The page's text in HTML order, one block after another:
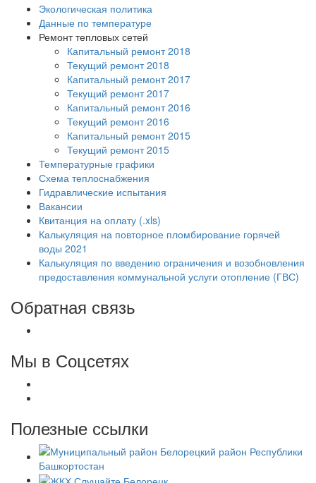
Экологическая политика
Данные по температуре
Ремонт тепловых сетей
Капитальный ремонт 2018
Текущий ремонт 2018
Капитальный ремонт 2017
Текущий ремонт 2017
Капитальный ремонт 2016
Текущий ремонт 2016
Капитальный ремонт 2015
Текущий ремонт 2015
Температурные графики
Схема теплоснабжения
Гидравлические испытания
Вакансии
Квитанция на оплату (.xls)
Калькуляция на повторное пломбирование горячей
воды 2021
Калькуляция по введению ограничения и возобновления
предоставления коммунальной услуги отопление (ГВС)
Обратная связь
Мы в Соцсетях
Полезные ссылки